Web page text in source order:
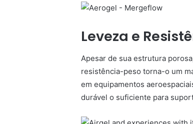
Leveza e
Apesar de sua estrutura
resistência-peso torna-o um
em equipamentos
durável o suficiente para